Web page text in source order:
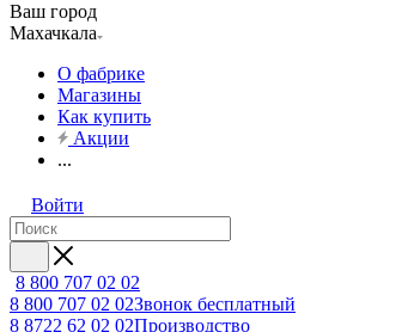
Ваш город
Махачкала
О фабрике
Магазины
Как купить
Акции
...
Войти
8 800 707 02 02
8 800 707 02 02Звонок бесплатный
8 8722 62 02 02Производство